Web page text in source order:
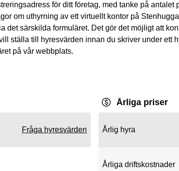
för ditt företag, med tanke på antalet
om uthyrning av ett virtuellt kontor på
det särskilda formuläret. Det gör det möjligt att
ställa till hyresvärden innan du skriver under ett
på vår webbplats.
Fråga hyresvärden
Årliga priser
Årlig hyra
Årliga driftskostnader